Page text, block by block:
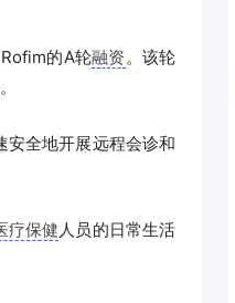
的A轮融资 。该轮
安全地开展远程会诊和
疗保健 人员的日常生活